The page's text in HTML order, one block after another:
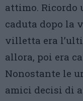
attimo. Ricordo
caduta dopo la
villetta era
allora, poi era
Nonostante le
amici decisi di